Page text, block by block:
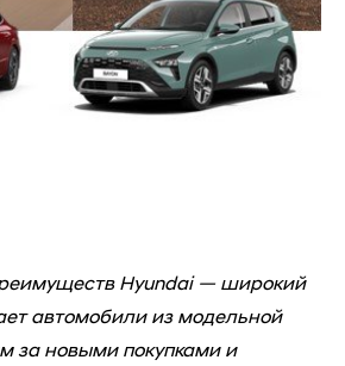
Hyundai — широкий
автомобили из модельной
за новыми покупками и